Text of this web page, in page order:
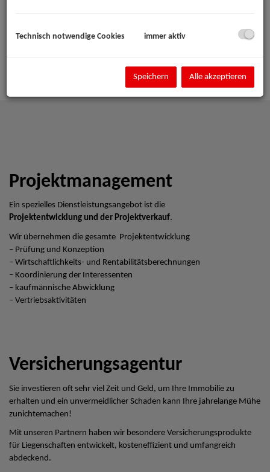
Projektmanagement
Ein spezielles Dienstleistungsangebot ist die
Projektentwicklung und der Projektverkauf.
Wir übernehmen die gesamte Projektentwicklung
– Prüfung und Konzeption
– Wirtschaftlichkeits- und Rentabilitätsberechnungen
– Koordinierung der Interessenten
– kaufmännische Abwicklung
– Vertriebsaktivitäten
Versicherungsagentur
Sie investieren oft sehr viel Zeit und Geld, um Ihre Immobilie zu
erhalten und ein unvermeidlicher Schaden kann Ihre jahrelange Mühe
zunichtemachen!
Mit unseren Partnern haben wir besondere Versicherungsprodukte
für Liegenschaften entwickelt, kosteneffizient und umfangreich
abdeckend.
Technisch notwendige Cookies immer aktiv
Speichern Alle akzeptieren